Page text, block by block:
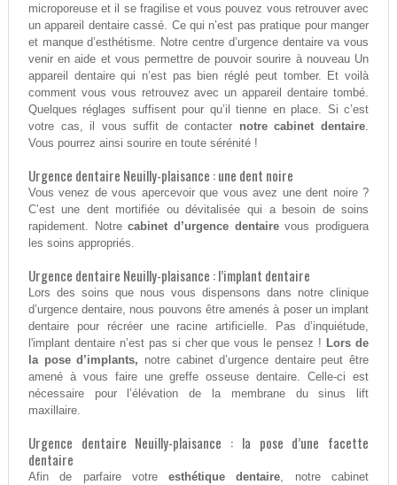
microporeuse et il se fragilise et vous pouvez vous retrouver avec
un appareil dentaire cassé. Ce qui n’est pas pratique pour manger
et manque d’esthétisme. Notre centre d’urgence dentaire va vous
venir en aide et vous permettre de pouvoir sourire à nouveau Un
appareil dentaire qui n’est pas bien réglé peut tomber. Et voilà
comment vous vous retrouvez avec un appareil dentaire tombé.
Quelques réglages suffisent pour qu’il tienne en place. Si c’est
votre cas, il vous suffit de contacter notre cabinet dentaire.
Vous pourrez ainsi sourire en toute sérénité !
Urgence dentaire Neuilly-plaisance : une dent noire
Vous venez de vous apercevoir que vous avez une dent noire ?
C’est une dent mortifiée ou dévitalisée qui a besoin de soins
rapidement. Notrecabinet d’urgence dentairevous prodiguera
les soins appropriés.
Urgence dentaire Neuilly-plaisance : l’implant dentaire
Lors des soins que nous vous dispensons dans notre clinique
d’urgence dentaire, nous pouvons être amenés à poser un implant
dentaire pour récréer une racine artificielle. Pas d’inquiétude,
l'implant dentaire n’est pas si cher que vous le pensez ! Lors de
la pose d’implants, notre cabinet d’urgence dentaire peut être
amené à vous faire une greffe osseuse dentaire. Celle-ci est
nécessaire pour l’élévation de la membrane du sinus lift
maxillaire.
Urgence dentaire Neuilly-plaisance : la pose d’une facette
dentaire
Afin de parfaire votreesthétique dentaire, notre cabinet